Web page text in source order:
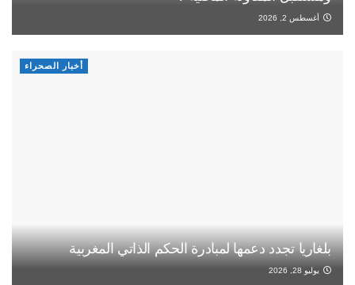
أغسطس 2, 2026
أخبار الصحراء
بلغاريا تجدد دعمها لمبادرة الحكم الذاتي المغربية
يوليو 28, 2026